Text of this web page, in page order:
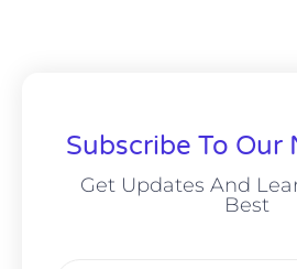
Subscribe To Our
Get Updates And
Best